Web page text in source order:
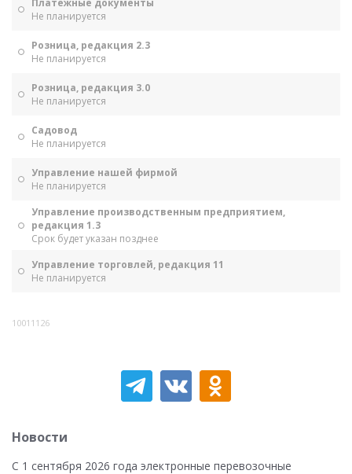
Платежные документы
Не планируется
Розница, редакция 2.3
Не планируется
Розница, редакция 3.0
Не планируется
Садовод
Не планируется
Управление нашей фирмой
Не планируется
Управление производственным предприятием,
редакция 1.3
Срок будет указан позднее
Управление торговлей, редакция 11
Не планируется
10011126
Новости
С 1 сентября 2026 года электронные перевозочные